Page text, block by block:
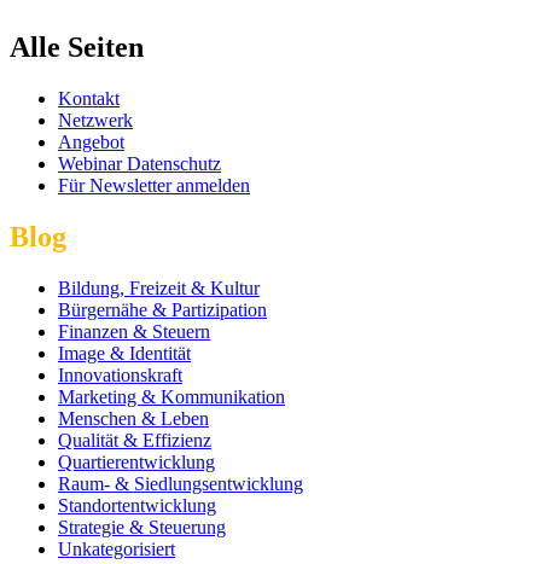
Alle Seiten
Kontakt
Netzwerk
Angebot
Webinar Datenschutz
Für Newsletter anmelden
Blog
Bildung, Freizeit & Kultur
Bürgernähe & Partizipation
Finanzen & Steuern
Image & Identität
Innovationskraft
Marketing & Kommunikation
Menschen & Leben
Qualität & Effizienz
Quartierentwicklung
Raum- & Siedlungsentwicklung
Standortentwicklung
Strategie & Steuerung
Unkategorisiert